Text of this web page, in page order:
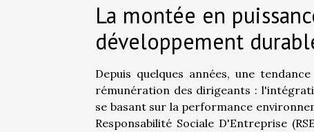
La montée en
développement
Depuis quelques années, une
rémunération des dirigeants :
se basant sur la performance
Responsabilité Sociale D'Entreprise